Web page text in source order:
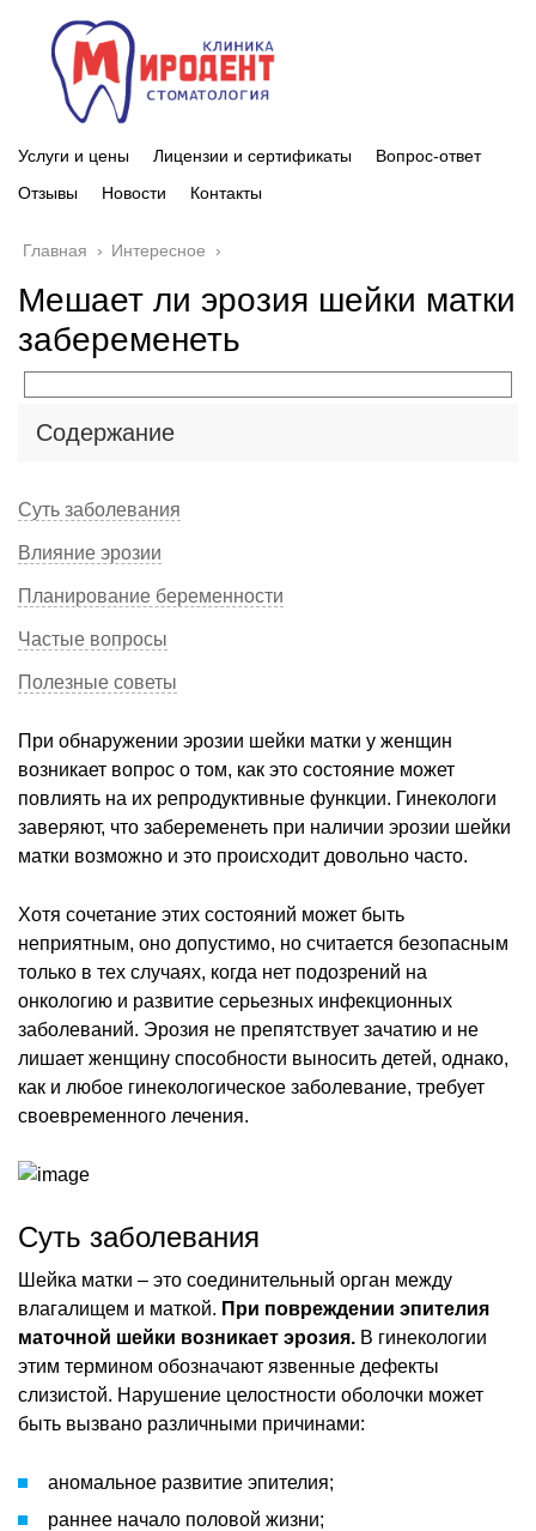
Услуги и цены Лицензии и сертификаты
Вопрос-ответ
Отзывы
Новости Контакты
Главная › Интересное ›
Мешает ли эрозия шейки матки
забеременеть
Содержание
Суть заболевания
Влияние эрозии
Планирование беременности
Частые вопросы
Полезные советы
При обнаружении эрозии шейки матки у женщин
возникает вопрос о том, как это состояние может
повлиять на их репродуктивные функции. Гинекологи
заверяют, что забеременеть при наличии эрозии шейки
матки возможно и это происходит довольно часто.
Хотя сочетание этих состояний может быть
неприятным, оно допустимо, но считается безопасным
только в тех случаях, когда нет подозрений на
онкологию и развитие серьезных инфекционных
заболеваний. Эрозия не препятствует зачатию и не
лишает женщину способности выносить детей, однако,
как и любое гинекологическое заболевание, требует
своевременного лечения.
Суть заболевания
Шейка матки – это соединительный орган между
влагалищем и маткой. При повреждении эпителия
маточной шейки возникает эрозия. В гинекологии
этим термином обозначают язвенные дефекты
слизистой. Нарушение целостности оболочки может
быть вызвано различными причинами:
аномальное развитие эпителия;
раннее начало половой жизни;